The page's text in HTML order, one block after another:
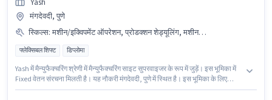
Yash
मंगदेवदी, पुणे
स्किल्स: मशीन/इक्विपमेंट ऑपरेशन, प्रोडक्शन शेड्यूलिंग, मशीन/इक्विपमेंट मैंटेनेंस
फ्लेक्सिबल शिफ्ट डिप्लोमा
Yash में मैन्युफैक्चरिंग श्रेणी में मैन्युफैक्चरिंग साइट सुपरवाइजर के रूप में जुड़ें। इस भूमिका में
Fixed वेतन संरचना मिलती है। यह नौकरी मंगदेवदी, पुणे में स्थित है। इस भूमिका के लिए